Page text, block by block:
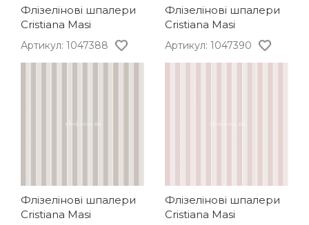
Флізелінові шпалери
Cristiana Masi
Артикул: 1047388
Флізелінові шпалери
Cristiana Masi
Артикул: 1047390
Флізелінові шпалери
Cristiana Masi
Флізелінові шпалери
Cristiana Masi